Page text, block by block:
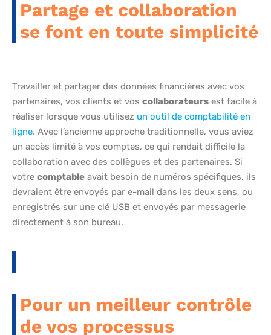
Partage et collaboration
se font en toute simplicité
Travailler et partager des données financières avec vos
partenaires, vos clients et vos collaborateurs est facile à
réaliser lorsque vous utilisez un outil de comptabilité en
ligne. Avec l’ancienne approche traditionnelle, vous aviez
un accès limité à vos comptes, ce qui rendait difficile la
collaboration avec des collègues et des partenaires. Si
votre comptable avait besoin de numéros spécifiques, ils
devraient être envoyés par e-mail dans les deux sens, ou
enregistrés sur une clé USB et envoyés par messagerie
directement à son bureau.
Pour un meilleur contrôle
de vos processus